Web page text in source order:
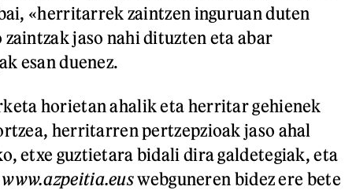
«herritarrek zaintzen inguruan duten
jaso nahi dituzten eta abar
esan duenez.
horietan ahalik eta herritar gehienek
herritarren pertzepzioak jaso ahal
etxe guztietara bidali dira galdetegiak, eta
www.azpeitia.euswebguneren bidez ere bete